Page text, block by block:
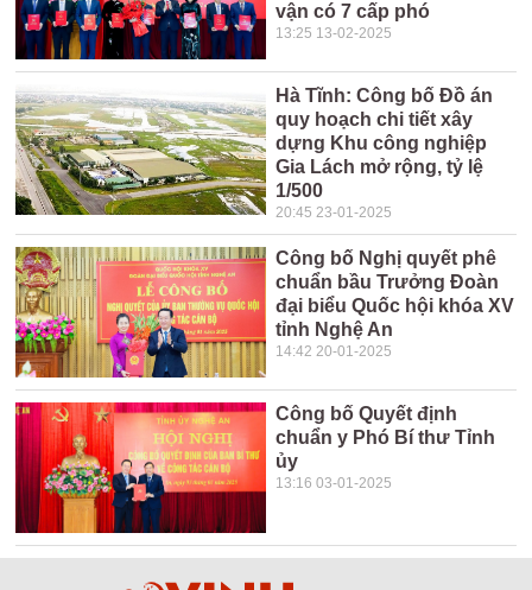
vận có 7 cấp phó
13:25 13-02-2025
Hà Tĩnh: Công bố Đồ án
quy hoạch chi tiết xây
dựng Khu công nghiệp
Gia Lách mở rộng, tỷ lệ
1/500
20:45 23-01-2025
Công bố Nghị quyết phê
chuẩn bầu Trưởng Đoàn
đại biểu Quốc hội khóa XV
tỉnh Nghệ An
14:42 20-01-2025
Công bố Quyết định
chuẩn y Phó Bí thư Tỉnh
ủy
13:16 03-01-2025